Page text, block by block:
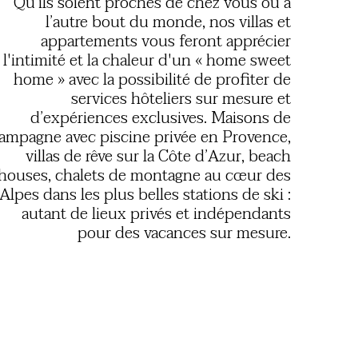
l’autre bout du monde, nos villas et
appartements vous feront apprécier
l'intimité et la chaleur d'un « home sweet
home » avec la possibilité de profiter de
services hôteliers sur mesure et
d’expériences exclusives. Maisons de
avec piscine privée en Provence,
villas de rêve sur la Côte d’Azur, beach
chalets de montagne au cœur des
Alpes dans les plus belles stations de ski :
autant de lieux privés et indépendants
pour des vacances sur mesure.